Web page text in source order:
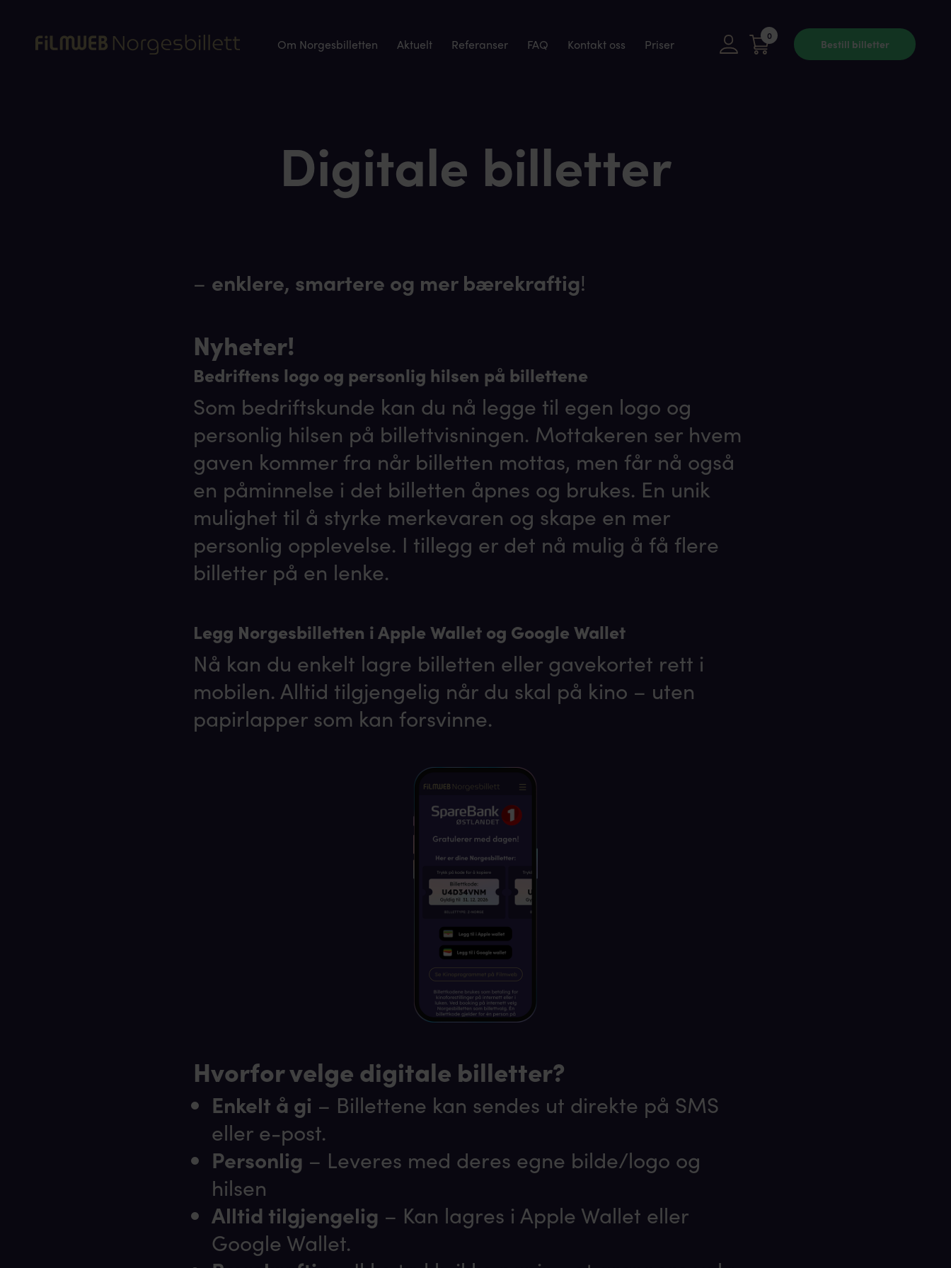
Om Norgesbilletten Aktuelt Referanser FAQ Kontakt oss Priser
0
Bestill billetter
Digitale billetter
– enklere, smartere og mer bærekraftig!
Nyheter!
Bedriftens logo og personlig hilsen på billettene
Som bedriftskunde kan du nå legge til egen logo og
personlig hilsen på billettvisningen. Mottakeren ser hvem
gaven kommer fra når billetten mottas, men får nå også
en påminnelse i det billetten åpnes og brukes. En unik
mulighet til å styrke merkevaren og skape en mer
personlig opplevelse. I tillegg er det nå mulig å få flere
billetter på en lenke.
Legg Norgesbilletten i Apple Wallet og Google Wallet
Nå kan du enkelt lagre billetten eller gavekortet rett i
mobilen. Alltid tilgjengelig når du skal på kino – uten
papirlapper som kan forsvinne.
Hvorfor velge digitale billetter?
Enkelt å gi – Billettene kan sendes ut direkte på SMS
eller e-post.
Personlig – Leveres med deres egne bilde/logo og
hilsen
Alltid tilgjengelig – Kan lagres i Apple Wallet eller
Google Wallet.